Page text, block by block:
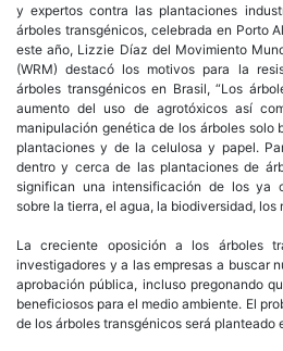
y expertos contra las plantaciones
árboles transgénicos, celebrada en Porto
este año, Lizzie Díaz del Movimiento
(WRM) destacó los motivos para la
árboles transgénicos en Brasil, “Los
aumento del uso de agrotóxicos así
manipulación genética de los árboles solo
plantaciones y de la celulosa y papel.
dentro y cerca de las plantaciones de
significan una intensificación de los ya
sobre la tierra, el agua, la biodiversidad, los
La creciente oposición a los árboles
investigadores y a las empresas a buscar
aprobación pública, incluso pregonando
beneficiosos para el medio ambiente. El
de los árboles transgénicos será planteado